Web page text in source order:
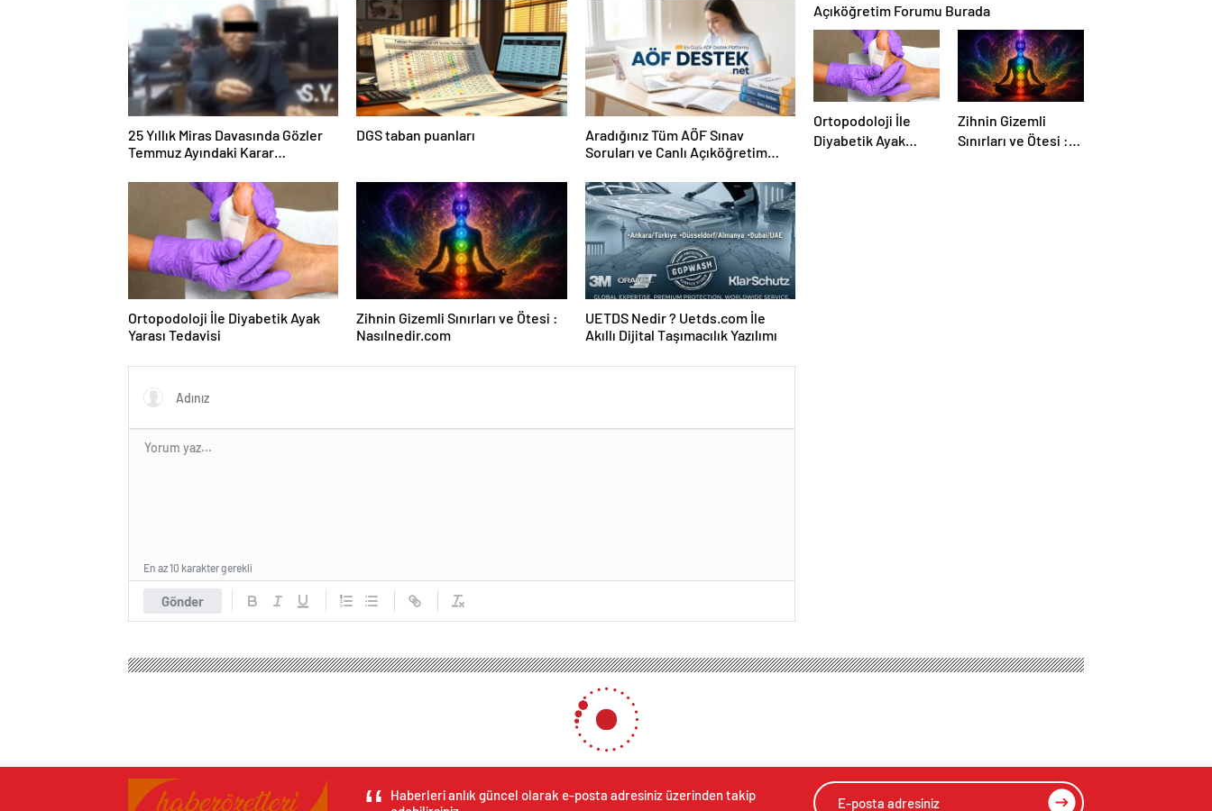
25 Yıllık Miras Davasında Gözler
Temmuz Ayındaki Karar
DGS taban puanları
Aradığınız Tüm AÖF Sınav
Soruları ve Canlı Açıköğretim
Ortopodoloji İle Diyabetik Ayak
Yarası Tedavisi
Zihnin Gizemli Sınırları ve Ötesi :
Nasılnedir.com
UETDS Nedir ? Uetds.com İle
Akıllı Dijital Taşımacılık Yazılımı
Gönder
En az 10 karakter gerekli
Açıköğretim Forumu Burada
Ortopodoloji İle
Diyabetik Ayak
Zihnin Gizemli
Sınırları ve Ötesi :
Haberleri anlık güncel olarak e-posta adresiniz üzerinden takip